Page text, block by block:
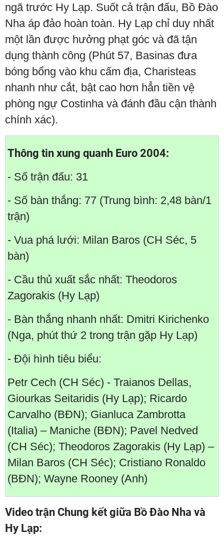
ngã trước Hy Lạp. Suốt cả trận đấu, Bồ Đào
Nha áp đảo hoàn toàn. Hy Lạp chỉ duy nhất
một lần được hưởng phạt góc và đã tận
dụng thành công (Phút 57, Basinas đưa
bóng bổng vào khu cấm địa, Charisteas
nhanh như cắt, bật cao hơn hẳn tiền vệ
phòng ngự Costinha và đánh đầu cận thành
chính xác).
Thông tin xung quanh Euro 2004:
- Số trận đấu: 31
- Số bàn thắng: 77 (Trung bình: 2,48 bàn/1
trận)
- Vua phá lưới: Milan Baros (CH Séc, 5
bàn)
- Cầu thủ xuất sắc nhất: Theodoros
Zagorakis (Hy Lạp)
- Bàn thắng nhanh nhất: Dmitri Kirichenko
(Nga, phút thứ 2 trong trận gặp Hy Lạp)
- Đội hình tiêu biểu:
Petr Cech (CH Séc) - Traianos Dellas,
Giourkas Seitaridis (Hy Lạp); Ricardo
Carvalho (BĐN); Gianluca Zambrotta
(Italia) – Maniche (BĐN); Pavel Nedved
(CH Séc); Theodoros Zagorakis (Hy Lạp) –
Milan Baros (CH Séc); Cristiano Ronaldo
(BĐN); Wayne Rooney (Anh)
Video trận Chung kết giữa Bồ Đào Nha và
Hy Lạp: